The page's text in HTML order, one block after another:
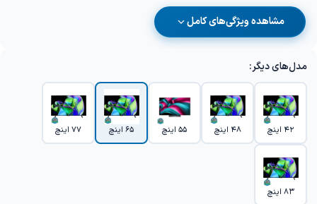
مشاهده ویژگی‌های کامل
مدل‌های دیگر:
42 اینچ 48 اینچ 55 اینچ 65 اینچ 77 اینچ
83 اینچ